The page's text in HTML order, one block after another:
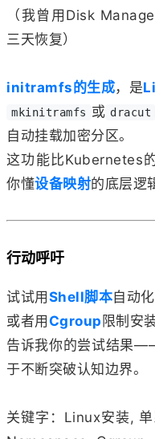
（我曾用Disk
三天恢复）
initramfs的生成，是
mkinitramfs 或 dracut
自动挂载加密分区。
这功能比Kubernetes
你懂设备映射的底层逻
行动呼吁
试试用Shell脚本自动
或者用Cgroup 限制安
告诉我你的尝试结果
于不断突破认知边界。
关键字：Linux安装,